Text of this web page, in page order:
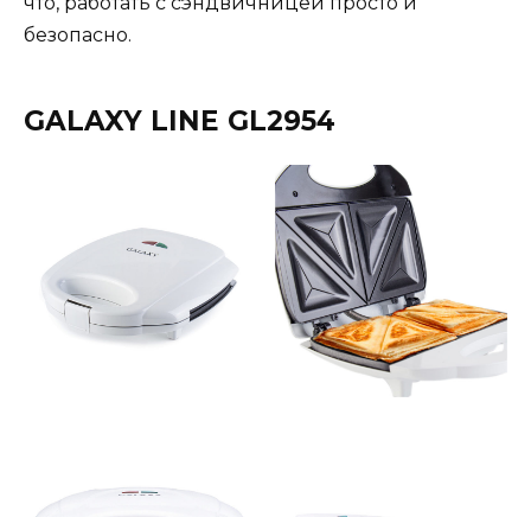
безопасно.
GALAXY LINE GL2954